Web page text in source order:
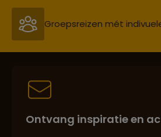
Persoonlijk en deskundig
Best beoordeelde
Ontvang inspiratie en